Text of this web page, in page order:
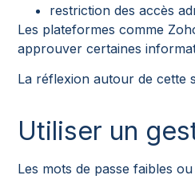
restriction des accès
Les plateformes comme
approuver certaines
La réflexion autour de cette
Utiliser un
Les mots de passe faibles